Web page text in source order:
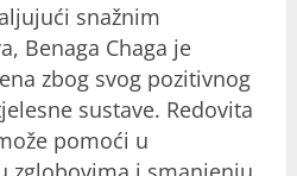
snažnim
Benaga Chaga je
zbog svog pozitivnog
sustave. Redovita
pomoći u